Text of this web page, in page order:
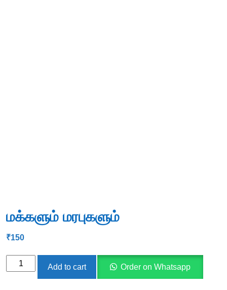
மக்களும் மரபுகளும்
₹150
மக்களும்
Add to cart Order on Whatsapp